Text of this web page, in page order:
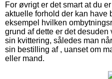
For øvrigt er det smart at du
aktuelle forhold der kan have
eksempel hvilken
grund af dette er det
sin kvittering, således man
sin bestilling af , uanset om
eller mand.